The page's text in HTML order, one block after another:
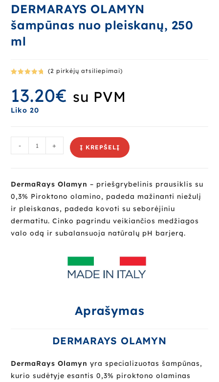
DERMARAYS OLAMYN
šampūnas nuo pleiskanų, 250
ml
s:5.00
iš
5 (viso
įvertinimų:
(2 pirkėjų atsiliepimai)
13.20€ su PVM
Liko 20
- + Į KREPŠELĮ
DermaRays Olamyn – priešgrybelinis prausiklis su
0,3% Piroktono olamino, padeda mažinanti niežulį
ir pleiskanas, padeda kovoti su seborėjiniu
dermatitu. Cinko pagrindu veikiančios medžiagos
valo odą ir subalansuoja natūralų pH barjerą.
Aprašymas
DERMARAYS OLAMYN
DermaRays Olamyn yra specializuotas šampūnas,
kurio sudėtyje esantis 0,3% piroktono olaminas